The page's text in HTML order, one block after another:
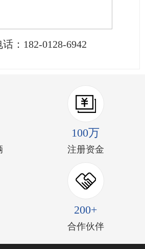
： 182-0128-6942
100万
注册资金
200+
合作伙伴